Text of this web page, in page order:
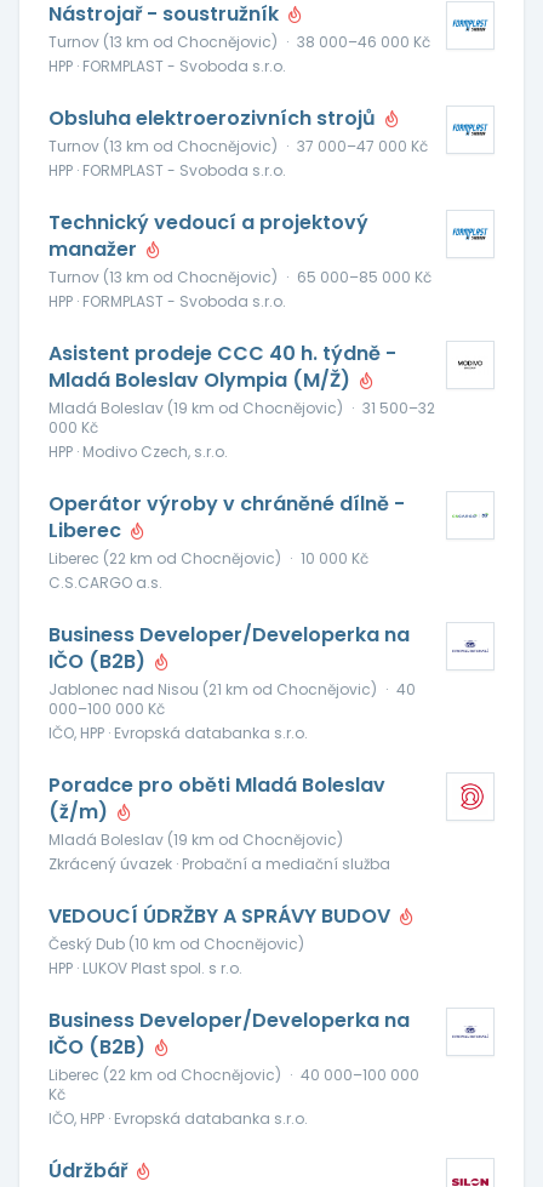
Nástrojař - soustružník
Turnov (13 km od Chocnějovic) · 38 000–46 000 Kč
HPP · FORMPLAST - Svoboda s.r.o.
Obsluha elektroerozivních strojů
Turnov (13 km od Chocnějovic) · 37 000–47 000 Kč
HPP · FORMPLAST - Svoboda s.r.o.
Technický vedoucí a projektový
manažer
Turnov (13 km od Chocnějovic) · 65 000–85 000 Kč
HPP · FORMPLAST - Svoboda s.r.o.
Asistent prodeje CCC 40 h. týdně -
Mladá Boleslav Olympia (M/Ž)
Mladá Boleslav (19 km od Chocnějovic) · 31 500–32
000 Kč
HPP · Modivo Czech, s.r.o.
Operátor výroby v chráněné dílně -
Liberec
Liberec (22 km od Chocnějovic) · 10 000 Kč
C.S.CARGO a.s.
Business Developer/Developerka na
IČO (B2B)
Jablonec nad Nisou (21 km od Chocnějovic) · 40
000–100 000 Kč
IČO, HPP · Evropská databanka s.r.o.
Poradce pro oběti Mladá Boleslav
(ž/m)
Mladá Boleslav (19 km od Chocnějovic)
Zkrácený úvazek · Probační a mediační služba
VEDOUCÍ ÚDRŽBY A SPRÁVY BUDOV
Český Dub (10 km od Chocnějovic)
HPP · LUKOV Plast spol. s r.o.
Business Developer/Developerka na
IČO (B2B)
Liberec (22 km od Chocnějovic) · 40 000–100 000
Kč
IČO, HPP · Evropská databanka s.r.o.
Údržbář